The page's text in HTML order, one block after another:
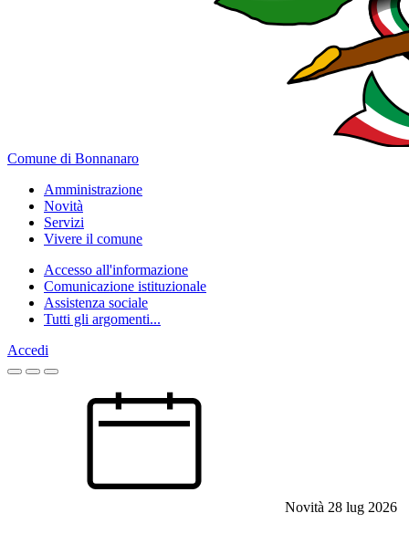
Comune di Bonnanaro
Amministrazione
Novità
Servizi
Vivere il comune
Accesso all'informazione
Comunicazione istituzionale
Assistenza sociale
Tutti gli argomenti...
Accedi
Homepage
Novità 28 lug 2026